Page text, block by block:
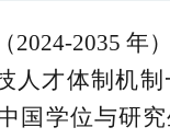
2024-2035 年）
人才体制机
国学位与研究